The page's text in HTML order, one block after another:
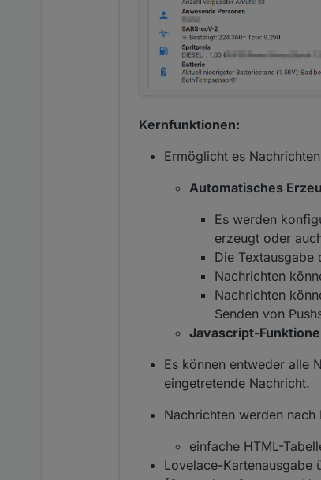
Kernfunktionen:
Ermöglicht es
Automatisches
Es werden
erzeugt oder
Die
Nachrichten
Nachrichten
Senden von
Javascript-
Es können entweder alle
eingetretende Nachricht.
Nachrichten werden
einfache HTML-
Lovelace-Kartenausgabe